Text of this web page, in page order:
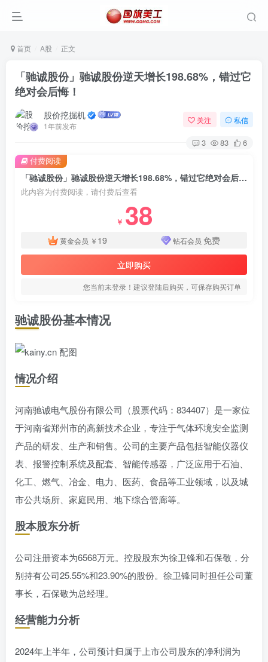
首页 A股 正文
「驰诚股份」驰诚股份逆天增长198.68%，错过它
绝对会后悔！
股价挖掘机
1年前发布
关注 私信
3 83 6
「驰诚股份」驰诚股份逆天增长198.68%，错过它绝对会后悔！
此内容为付费阅读，请付费后查看
￥ 38
黄金会员 ￥ 19 钻石会员 免费
立即购买
您当前未登录！建议登陆后购买，可保存购买订单
付费阅读
驰诚股份基本情况
情况介绍
河南驰诚电气股份有限公司（股票代码：834407）是一家位
于河南省郑州市的高新技术企业，专注于气体环境安全监测
产品的研发、生产和销售。公司的主要产品包括智能仪器仪
表、报警控制系统及配套、智能传感器，广泛应用于石油、
化工、燃气、冶金、电力、医药、食品等工业领域，以及城
市公共场所、家庭民用、地下综合管廊等。
股本股东分析
公司注册资本为6568万元。控股股东为徐卫锋和石保敬，分
别持有公司25.55%和23.90%的股份。徐卫锋同时担任公司董
事长，石保敬为总经理。
经营能力分析
2024年上半年，公司预计归属于上市公司股东的净利润为